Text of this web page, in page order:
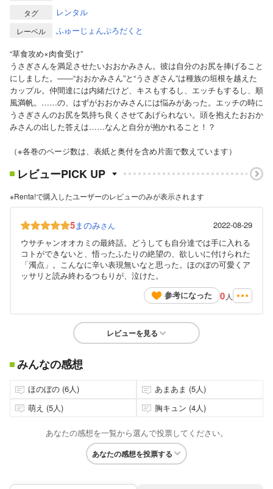
タグ レンタル
レーベル
ふゅーじょんぷろだくと
“草食攻め×肉食受け”
うさぎさんを満足させたいおおかみさん。彼は自分のお尻を捧げること
にしました。――“おおかみさん”と“うさぎさん”は種族の垣根を越えた
カップル。仲間達には内緒だけど、キスもするし、エッチもするし、順
風満帆。……の、はずがおおかみさんには悩みがあった。エッチの時に
うさぎさんのお尻を気持ち良くさせてあげられない。頭を抱えたおおか
みさんの出した答えは……なんと自分が抱かれること！？
（※各巻のページ数は、表紙と奥付を含め片面で数えています）
レビューPICK UP
※Renta!で購入したユーザーのレビューのみが表示されます
5まのみさん
2022-08-29
ウサチャンオオカミの最終話。どうしても自分達では手に入れる
コトができないと、悟ったふたりの絶望の、欲しいに付けられた
「濁点」。こんなに辛い表現無いなと思った。ほのぼの可愛くア
ッサリと読み終わるつもりが、泣けた。
参考になった
0 人
レビューを見る
みんなの感想
ほのぼの (6人)
あまあま (5人)
萌え (5人)
胸キュン (4人)
あなたの感想を一覧から選んで投票してください。
あなたの感想を投票する